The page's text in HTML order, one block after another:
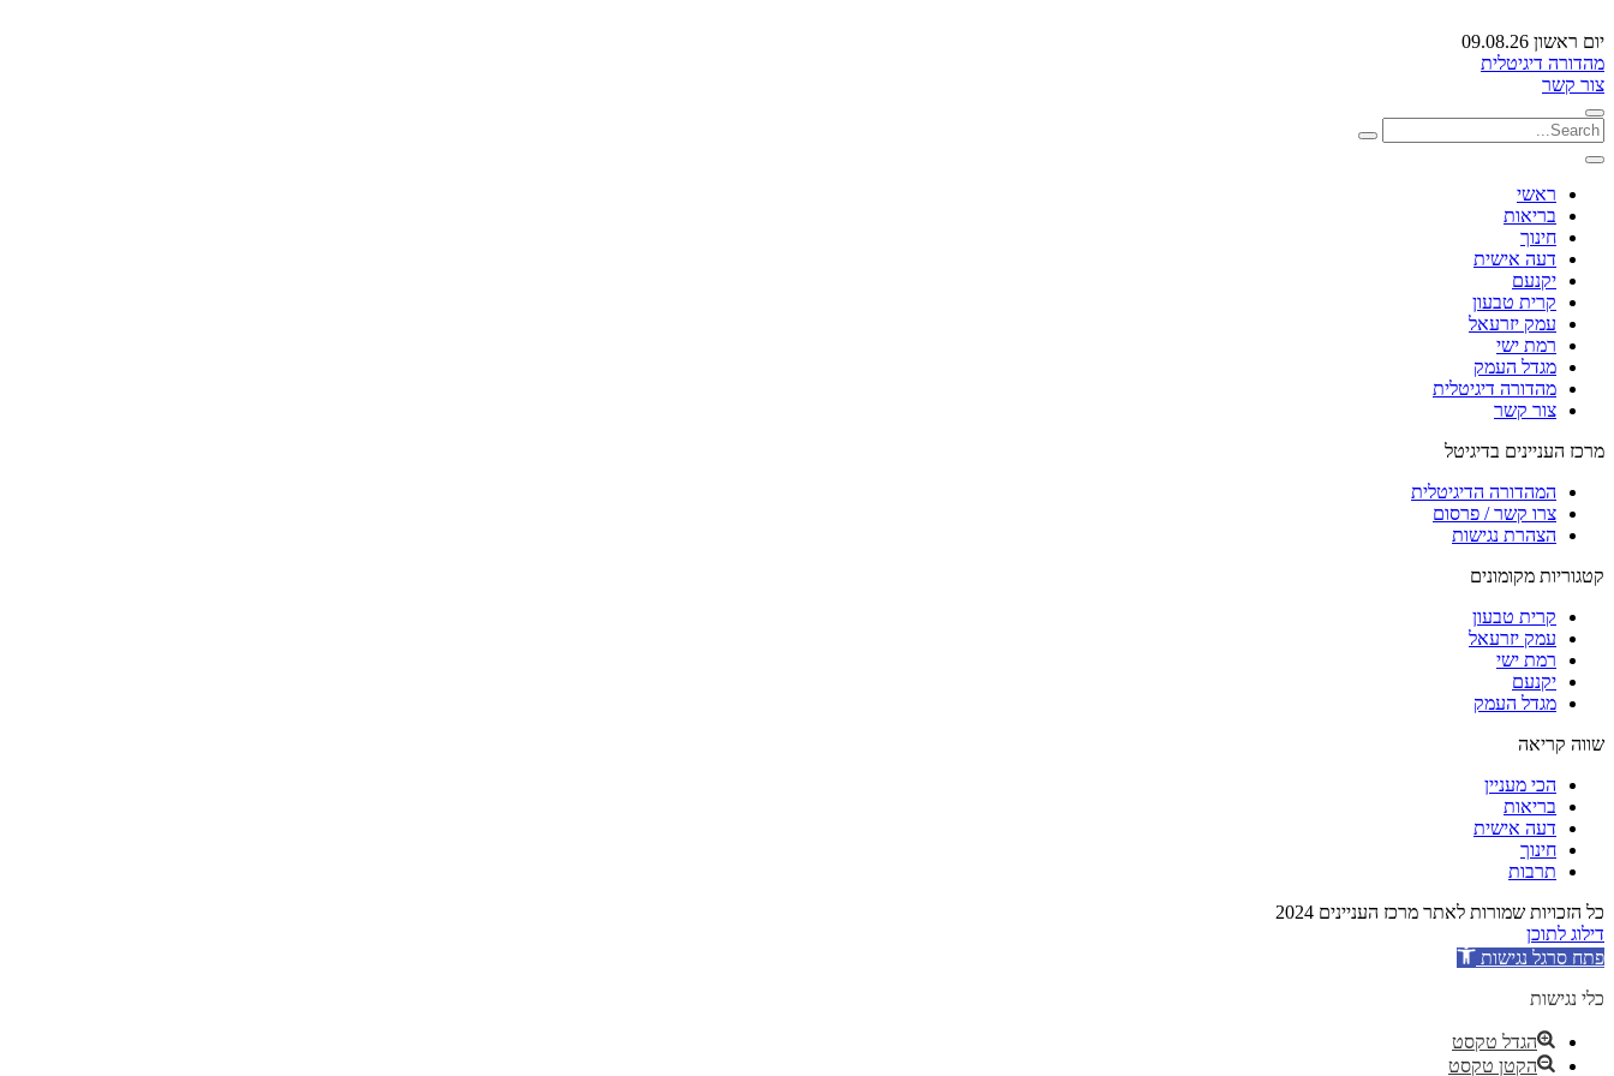
יום ראשון 09.08.26
מהדורה דיגיטלית
צור קשר
ראשי
בריאות
חינוך
דעה אישית
יקנעם
קרית טבעון
עמק יזרעאל
רמת ישי
מגדל העמק
מהדורה דיגיטלית
צור קשר
מרכז העניינים בדיגיטל
המהדורה הדיגיטלית
צרו קשר / פרסום
הצהרת נגישות
קטגוריות מקומונים
קרית טבעון
עמק יזרעאל
רמת ישי
יקנעם
מגדל העמק
שווה קריאה
הכי מעניין
בריאות
דעה אישית
חינוך
תרבות
כל הזכויות שמורות לאתר מרכז העניינים 2024
דילוג לתוכן
פתח סרגל נגישות
כלי נגישות
הגדל טקסט
הקטן טקסט